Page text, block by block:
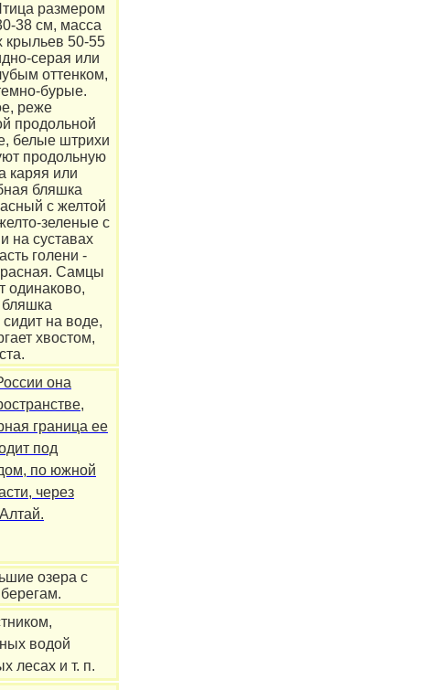
размером
38 см, масса
крыльев 50-55
серая или
оттенком,
бурые.
реже
продольной
белые штрихи
продольную
каряя или
бляшка
с желтой
зеленые с
на суставах
голени -
Самцы
одинаково,
на воде,
хвостом,
она
граница ее
под
по южной
через
озера с
водой
лесах и т. п.